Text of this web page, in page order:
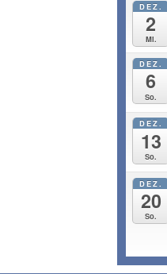
DEZ.
2
Mi.
DEZ.
6
So.
DEZ.
13
So.
DEZ.
20
So.